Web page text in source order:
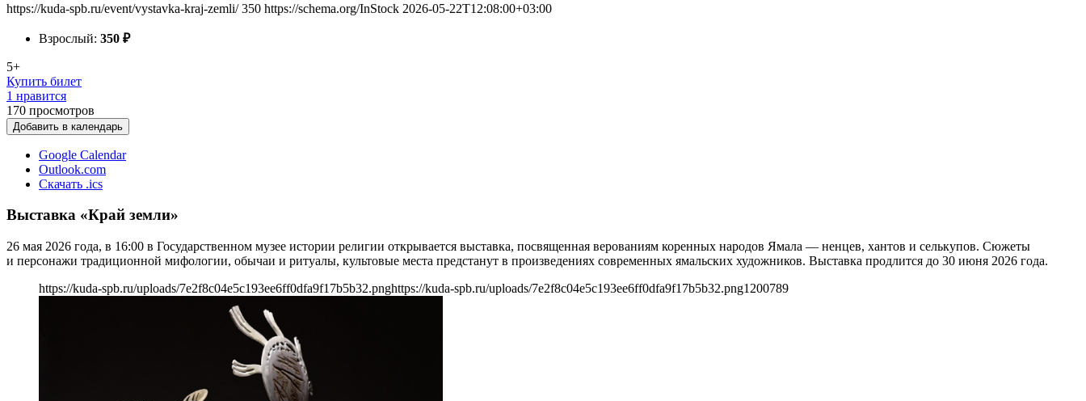
https://kuda-spb.ru/event/vystavka-kraj-zemli/ 350 https://schema.org/InStock 2026-05-22T12:08:00+03:00
Взрослый: 350 ₽
5+
Купить билет
1 нравится
170 просмотров
Добавить в календарь
Google Calendar
Outlook.com
Скачать .ics
Выставка «Край земли»
26 мая 2026 года, в 16:00 в Государственном музее истории религии открывается выставка, посвященная верованиям коренных народов Ямала — ненцев, хантов и селькупов. Сюжеты
и персонажи традиционной мифологии, обычаи и ритуалы, культовые места предстанут в произведениях современных ямальских художников. Выставка продлится до 30 июня 2026 года.
https://kuda-spb.ru/uploads/7e2f8c04e5c193ee6ff0dfa9f17b5b32.pnghttps://kuda-spb.ru/uploads/7e2f8c04e5c193ee6ff0dfa9f17b5b32.png1200789